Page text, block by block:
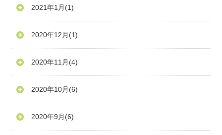
2021年1月 (1)
2020年12月 (1)
2020年11月 (4)
2020年10月 (6)
2020年9月 (6)